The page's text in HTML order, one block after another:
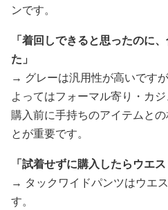
ンです。
「着回しできると思ったのに
た」
→ グレーは汎用性が高いです
よってはフォーマル寄り・カジ
購入前に手持ちのアイテムと
とが重要です。
「試着せずに購入したらウエ
→ タックワイドパンツはウエ
す。